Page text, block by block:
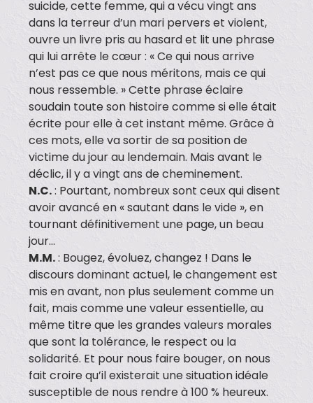
suicide, cette femme, qui a vécu vingt ans
dans la terreur d’un mari pervers et violent,
ouvre un livre pris au hasard et lit une phrase
qui lui arrête le cœur : « Ce qui nous arrive
n’est pas ce que nous méritons, mais ce qui
nous ressemble. » Cette phrase éclaire
soudain toute son histoire comme si elle était
écrite pour elle à cet instant même. Grâce à
ces mots, elle va sortir de sa position de
victime du jour au lendemain. Mais avant le
déclic, il y a vingt ans de cheminement.
N.C.: Pourtant, nombreux sont ceux qui disent
avoir avancé en « sautant dans le vide », en
tournant définitivement une page, un beau
jour…
M.M.: Bougez, évoluez, changez ! Dans le
discours dominant actuel, le changement est
mis en avant, non plus seulement comme un
fait, mais comme une valeur essentielle, au
même titre que les grandes valeurs morales
que sont la tolérance, le respect ou la
solidarité. Et pour nous faire bouger, on nous
fait croire qu’il existerait une situation idéale
susceptible de nous rendre à 100 % heureux.